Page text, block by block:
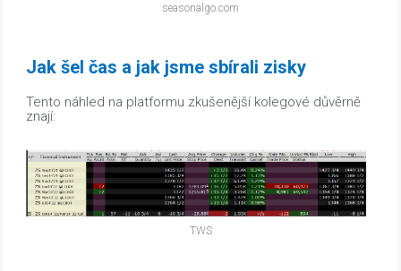
seasonalgo.com
Jak šel čas a jak jsme sbírali zisky
Tento náhled na platformu zkušenější kolegové důvěrně
znají:
TWS